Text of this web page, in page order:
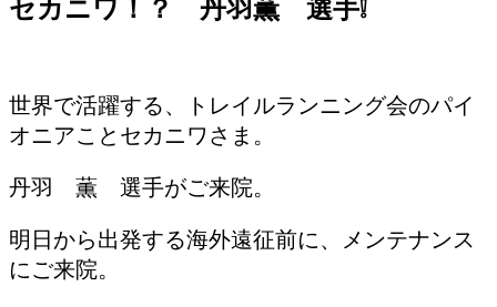
セカニワ！？ 丹羽薫 選手❕
世界で活躍する、トレイルランニング会のパイ
オニアことセカニワさま。
丹羽 薫 選手がご来院。
明日から出発する海外遠征前に、メンテナンス
にご来院。